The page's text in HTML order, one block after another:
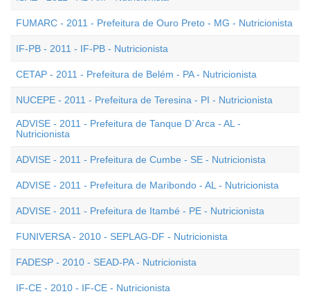
FUMARC - 2011 - Prefeitura de Ouro Preto - MG - Nutricionista
IF-PB - 2011 - IF-PB - Nutricionista
CETAP - 2011 - Prefeitura de Belém - PA - Nutricionista
NUCEPE - 2011 - Prefeitura de Teresina - PI - Nutricionista
ADVISE - 2011 - Prefeitura de Tanque D`Arca - AL -
Nutricionista
ADVISE - 2011 - Prefeitura de Cumbe - SE - Nutricionista
ADVISE - 2011 - Prefeitura de Maribondo - AL - Nutricionista
ADVISE - 2011 - Prefeitura de Itambé - PE - Nutricionista
FUNIVERSA - 2010 - SEPLAG-DF - Nutricionista
FADESP - 2010 - SEAD-PA - Nutricionista
IF-CE - 2010 - IF-CE - Nutricionista